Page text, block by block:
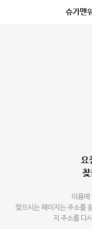
슈가맨
요
이용에
찾으시는 페이지는 주소를
지 주소를 다